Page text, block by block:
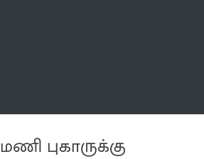
புகாருக்கு